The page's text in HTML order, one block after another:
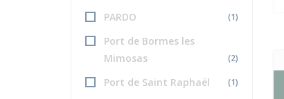
PARDO (1)
Port de Bormes les
Mimosas
(2)
Port de Saint Raphaël (1)